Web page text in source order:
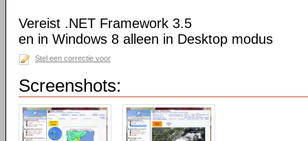
Vereist .NET Framework 3.5
en in Windows 8 alleen in Desktop modus
Stel een correctie voor
Screenshots: